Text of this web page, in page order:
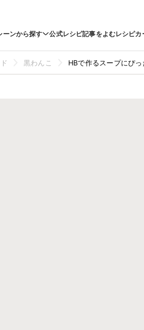
ーンから探す 公式レシピ記事をよむレシピカ
黒わんこ HBで作るスープにぴ